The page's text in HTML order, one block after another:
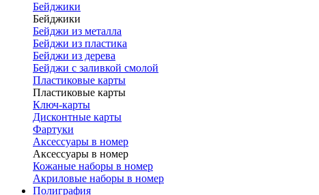
Бейджики
Бейджики
Бейджи из металла
Бейджи из пластика
Бейджи из дерева
Бейджи с заливкой смолой
Пластиковые карты
Пластиковые карты
Ключ-карты
Дисконтные карты
Фартуки
Аксессуары в номер
Аксессуары в номер
Кожаные наборы в номер
Акриловые наборы в номер
Полиграфия